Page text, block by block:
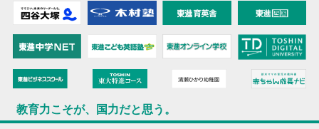
教育力こそが、国力だと思う。